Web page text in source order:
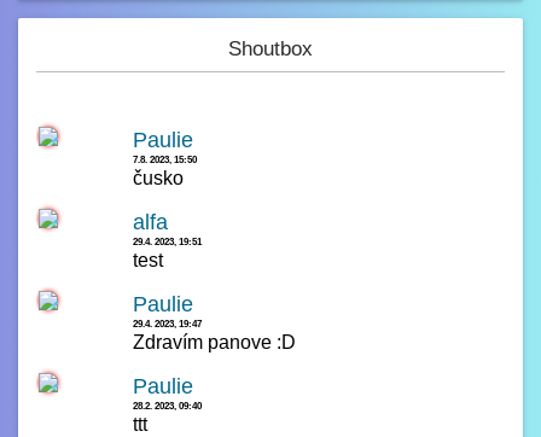
Shoutbox
Paulie
7.8. 2023, 15:50
čusko
alfa
29.4. 2023, 19:51
test
Paulie
29.4. 2023, 19:47
Zdravím panove :D
Paulie
28.2. 2023, 09:40
ttt